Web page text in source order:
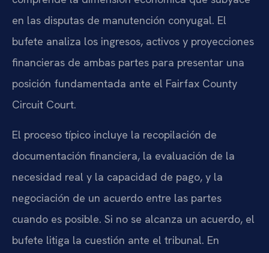
en las disputas de manutención conyugal. El
bufete analiza los ingresos, activos y proyecciones
financieras de ambas partes para presentar una
posición fundamentada ante el Fairfax County
Circuit Court.
El proceso típico incluye la recopilación de
documentación financiera, la evaluación de la
necesidad real y la capacidad de pago, y la
negociación de un acuerdo entre las partes
cuando es posible. Si no se alcanza un acuerdo, el
bufete litiga la cuestión ante el tribunal. En